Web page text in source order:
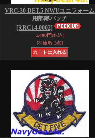
VRC-30 DET.5 NWUユニフォーム
用部隊パッチ
[RRC14-0002]
1,400円(税込)
[在庫数 3点]